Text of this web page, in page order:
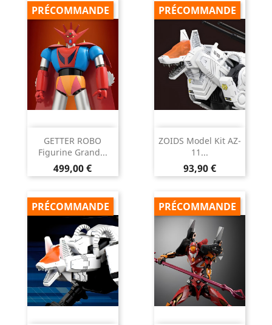
GETTER ROBO
Figurine Grand...
Prix
499,00 €
PRÉCOMMANDE
ZOIDS Model Kit AZ-
11...
Prix
93,90 €
PRÉCOMMANDE
PRÉCOMMANDE PRÉCOMMANDE